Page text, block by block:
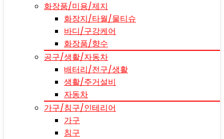
화장품/미용/제지
화장지/타월/물티슈
바디/구강케어
화장품/향수
공구/생활/자동차
배터리/전구/생활
생활/주거설비
자동차
가구/침구/인테리어
가구
침구